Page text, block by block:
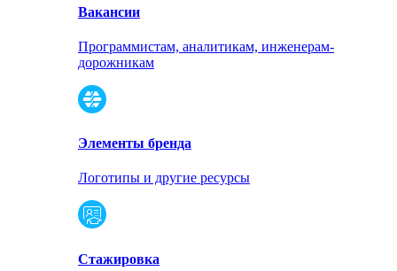
Вакансии
Программистам, аналитикам, инженерам-
дорожникам
Элементы бренда
Логотипы и другие ресурсы
Стажировка